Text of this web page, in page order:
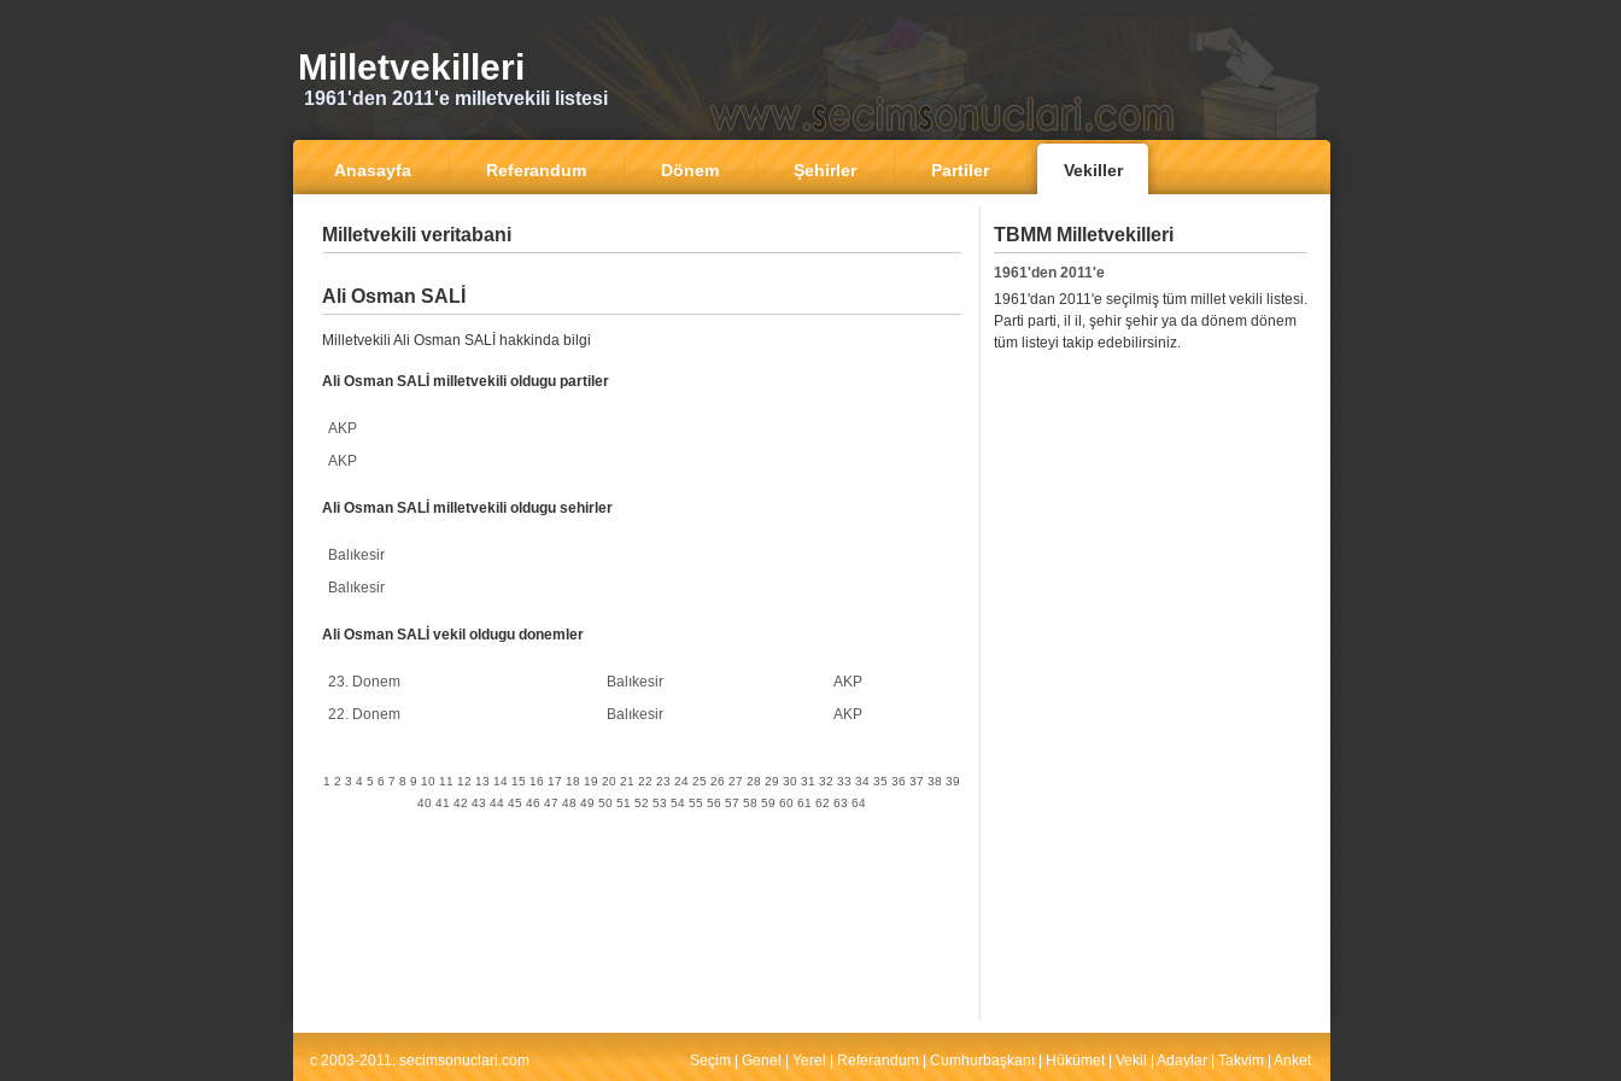
Milletvekilleri
1961'den 2011'e milletvekili listesi
Anasayfa Referandum Dönem Şehirler Partiler Vekiller
Milletvekili veritabani
Ali Osman SALİ
Milletvekili Ali Osman SALİ hakkinda bilgi
Ali Osman SALİ milletvekili oldugu partiler
AKP
AKP
Ali Osman SALİ milletvekili oldugu sehirler
Balıkesir
Balıkesir
Ali Osman SALİ vekil oldugu donemler
23. Donem Balıkesir
AKP
22. Donem
Balıkesir AKP
1 2 3 4 5 6 7 8 9 10 11 12 13 14 15 16 17 18 19 20 21 22 23 24 25 26 27 28 29 30 31 32 33 34 35 36 37 38 39
40 41 42 43 44 45 46 47 48 49 50 51 52 53 54 55 56 57 58 59 60 61 62 63 64
TBMM Milletvekilleri
1961'den 2011'e
1961'dan 2011'e seçilmiş tüm millet vekili listesi.
Parti parti, il il, şehir şehir ya da dönem dönem
tüm listeyi takip edebilirsiniz.
c 2003-2011. secimsonuclari.com Seçim Genel Yerel Referandum Cumhurbaşkanı Hükümet| Vekil Adaylar Takvim Anket